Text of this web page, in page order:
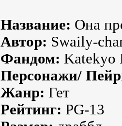
Название: Она
Автор: Swaily-
Фандом: Katekyo
Персонажи/
Жанр: Гет
Рейтинг: PG-13